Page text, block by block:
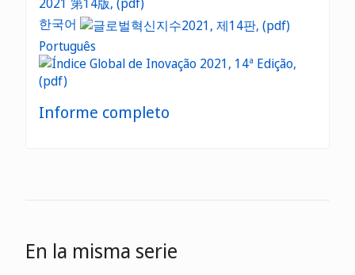
한국어
Português
Informe completo
En la misma serie